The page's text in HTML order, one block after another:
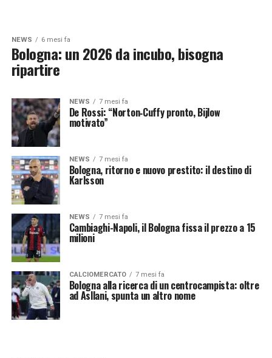
NEWS 6 mesi fa
Bologna: un 2026 da incubo, bisogna
ripartire
NEWS 7 mesi fa
De Rossi: “Norton‑Cuffy pronto, Bijlow
motivato”
NEWS 7 mesi fa
Bologna, ritorno e nuovo prestito: il destino di
Karlsson
NEWS 7 mesi fa
Cambiaghi-Napoli, il Bologna fissa il prezzo a 15
milioni
CALCIOMERCATO 7 mesi fa
Bologna alla ricerca di un centrocampista: oltre
ad Asllani, spunta un altro nome